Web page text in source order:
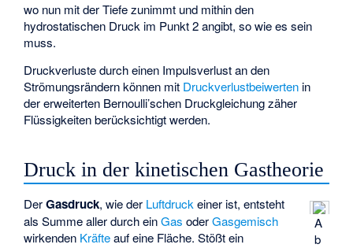
wo nun mit der Tiefe zunimmt und mithinden
hydrostatischen Druck im Punkt 2 angibt, so wie es sein
muss.
Druckverluste durch einen Impulsverlust an den
Strömungsrändern können mit Druckverlustbeiwerten in
der erweiterten Bernoulli’schen Druckgleichung zäher
Flüssigkeiten berücksichtigt werden.
Druck in der kinetischen Gastheorie
A
b
DerGasdruck, wie der Luftdruck einer ist, entsteht
als Summe aller durch einGas oderGasgemisch
wirkenden Kräfteauf eine Fläche. Stößt ein